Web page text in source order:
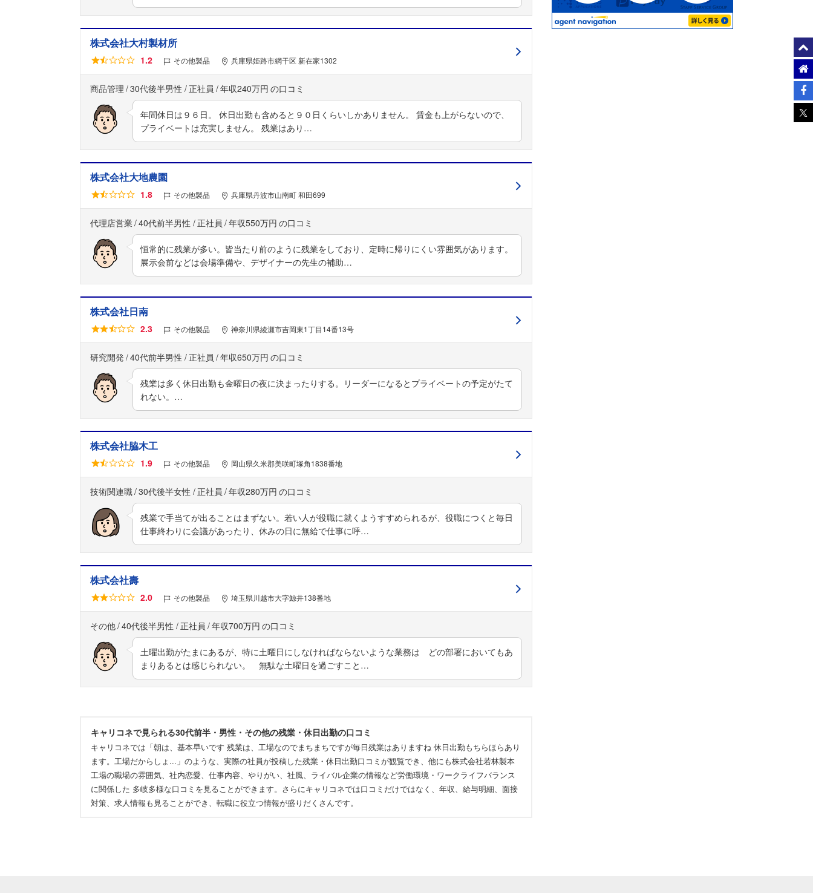
株式会社大村製材所
1.2 その他製品 兵庫県姫路市網干区 新在家1302
商品管理 30代後半男性 正社員 年収240万円
年間休日は９６日。 休日出勤も含めると９０日くらいしかありません。 賃金も上がらないので、
プライベートは充実しません。 残業はあり…
株式会社大地農園
1.8 その他製品 兵庫県丹波市山南町 和田699
代理店営業 40代前半男性 正社員 年収550万円
恒常的に残業が多い。皆当たり前のように残業をしており、定時に帰りにくい雰囲気があります。
展示会前などは会場準備や、デザイナーの先生の補助…
株式会社日南
2.3 その他製品 神奈川県綾瀬市吉岡東1丁目14番13号
研究開発 40代前半男性 正社員 年収650万円
残業は多く休日出勤も金曜日の夜に決まったりする。リーダーになるとプライベートの予定がたて
れない。…
株式会社脇木工
1.9 その他製品 岡山県久米郡美咲町塚角1838番地
技術関連職 30代後半女性 正社員 年収280万円
残業で手当てが出ることはまずない。若い人が役職に就くようすすめられるが、役職につくと毎日
仕事終わりに会議があったり、休みの日に無給で仕事に呼…
株式会社壽
2.0 その他製品 埼玉県川越市大字鯨井138番地
その他 40代後半男性 正社員 年収700万円
土曜出勤がたまにあるが、特に土曜日にしなければならないような業務は どの部署においてもあ
まりあるとは感じられない。 無駄な土曜日を過ごすこと…
キャリコネで見られる30代前半・男性・その他の残業・休日出勤の口コミ
キャリコネでは「朝は、基本早いです 残業は、工場なのでまちまちですが毎日残業はありますね 休日出勤もちらほらあり
ます。工場だからしょ...」のような、実際の社員が投稿した残業・休日出勤口コミが観覧でき、他にも株式会社若林製本
工場の職場の雰囲気、社内恋愛、仕事内容、やりがい、社風、ライバル企業の情報など労働環境・ワークライフバランス
に関係した 多岐多様な口コミを見ることができます。さらにキャリコネでは口コミだけではなく、年収、給与明細、面接
対策、求人情報も見ることができ、転職に役立つ情報が盛りだくさんです。